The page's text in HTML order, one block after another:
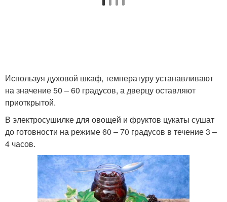
Используя духовой шкаф, температуру устанавливают
на значение 50 – 60 градусов, а дверцу оставляют
приоткрытой.
В электросушилке для овощей и фруктов цукаты сушат
до готовности на режиме 60 – 70 градусов в течение 3 –
4 часов.